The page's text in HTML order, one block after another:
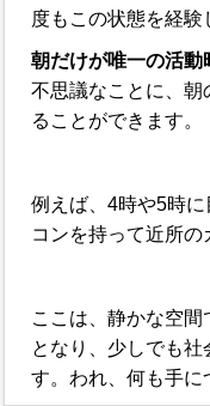
度もこの状態を経験
朝だけが唯一の活動
不思議なことに、朝
ることができます。
例えば、4時や5時
コンを持って近所の
ここは、静かな空
となり、少しでも
す。われ、何も手に